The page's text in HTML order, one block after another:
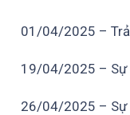
01/04/2025 –
19/04/2025 – Sự
26/04/2025 – Sự